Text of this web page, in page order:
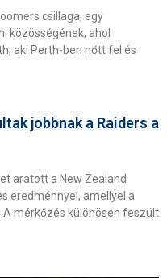
csillaga, egy
közösségének, ahol
aki Perth-ben nőtt fel és
jobbnak a Raiders a
aratott a New Zealand
eredménnyel, amellyel a
A mérkőzés különösen feszült